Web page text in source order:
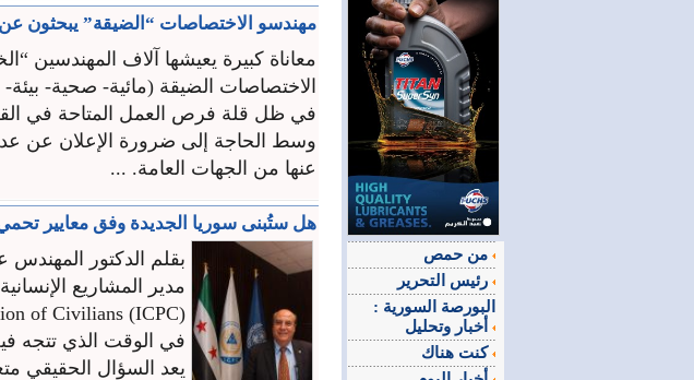
مهندسو الاختصاصات “الضيقة” يبحثون
معاناة كبيرة يعيشها آلاف
الاختصاصات الضيقة (مائية- صحية-
في ظل قلة فرص العمل المتاحة في
وسط الحاجة إلى ضرورة الإعلان عن
عنها من الجهات العامة. ...
هل ستُبنى سوريا الجديدة وفق معايير
بقلم الدكتور المهندس
of Civilians (ICPC)
في الوقت الذي تتجه
يعد السؤال الحقيقي
البورصة السورية :
كنت هناك